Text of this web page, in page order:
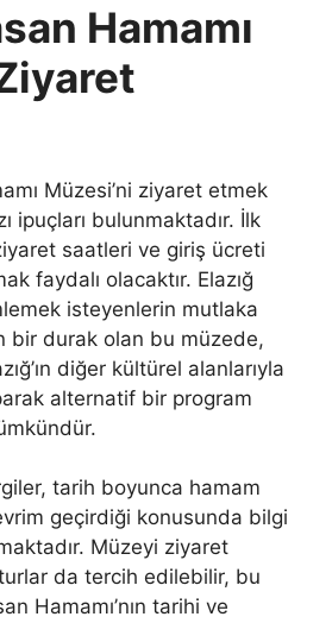
Hamamı
Müzesi’ni ziyaret etmek
ipuçları bulunmaktadır. İlk
saatleri ve giriş ücreti
faydalı olacaktır. Elazığ
isteyenlerin mutlaka
bir durak olan bu müzede,
diğer kültürel alanlarıyla
alternatif bir program
tarih boyunca hamam
geçirdiği konusunda bilgi
Müzeyi ziyaret
da tercih edilebilir, bu
Hamamı’nın tarihi ve